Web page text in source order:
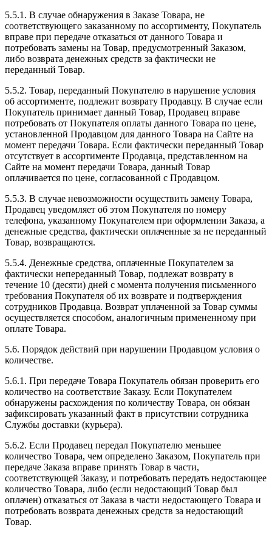
5.5.1. В случае обнаружения в Заказе Товара, не
соответствующего заказанному по ассортименту, Покупатель
вправе при передаче отказаться от данного Товара и
потребовать замены на Товар, предусмотренный Заказом,
либо возврата денежных средств за фактически не
переданный Товар.
5.5.2. Товар, переданный Покупателю в нарушение условия
об ассортименте, подлежит возврату Продавцу. В случае если
Покупатель принимает данный Товар, Продавец вправе
потребовать от Покупателя оплаты данного Товара по цене,
установленной Продавцом для данного Товара на Сайте на
момент передачи Товара. Если фактически переданный Товар
отсутствует в ассортименте Продавца, представленном на
Сайте на момент передачи Товара, данный Товар
оплачивается по цене, согласованной с Продавцом.
5.5.3. В случае невозможности осуществить замену Товара,
Продавец уведомляет об этом Покупателя по номеру
телефона, указанному Покупателем при оформлении Заказа, а
денежные средства, фактически оплаченные за не переданный
Товар, возвращаются.
5.5.4. Денежные средства, оплаченные Покупателем за
фактически непереданный Товар, подлежат возврату в
течение 10 (десяти) дней с момента получения письменного
требования Покупателя об их возврате и подтверждения
сотрудников Продавца. Возврат уплаченной за Товар суммы
осуществляется способом, аналогичным примененному при
оплате Товара.
5.6. Порядок действий при нарушении Продавцом условия о
количестве.
5.6.1. При передаче Товара Покупатель обязан проверить его
количество на соответствие Заказу. Если Покупателем
обнаружены расхождения по количеству Товара, он обязан
зафиксировать указанный факт в присутствии сотрудника
Службы доставки (курьера).
5.6.2. Если Продавец передал Покупателю меньшее
количество Товара, чем определено Заказом, Покупатель при
передаче Заказа вправе принять Товар в части,
соответствующей Заказу, и потребовать передать недостающее
количество Товара, либо (если недостающий Товар был
оплачен) отказаться от Заказа в части недостающего Товара и
потребовать возврата денежных средств за недостающий
Товар.